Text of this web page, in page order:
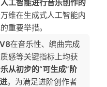
工智能进行音乐创作的
维在生成式人工智能内
重要举措。
在音乐性、编曲完成
感等关键指标上均获
从初步的“可生成”阶
。为满足进阶创作者